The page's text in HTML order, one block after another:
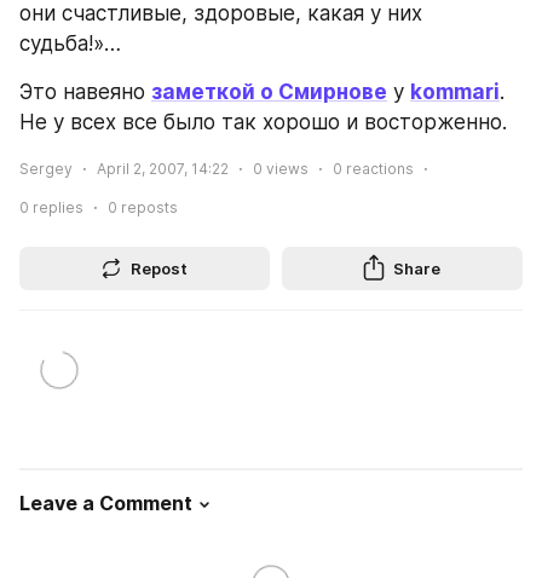
они счастливые, здоровые, какая у них
судьба!»…
Это навеяно заметкой о Смирнове у kommari.
Не у всех все было так хорошо и восторженно.
Sergey April 2, 2007, 14:22 0 views 0 reactions
0 replies 0 reposts
Repost Share
Leave a Comment